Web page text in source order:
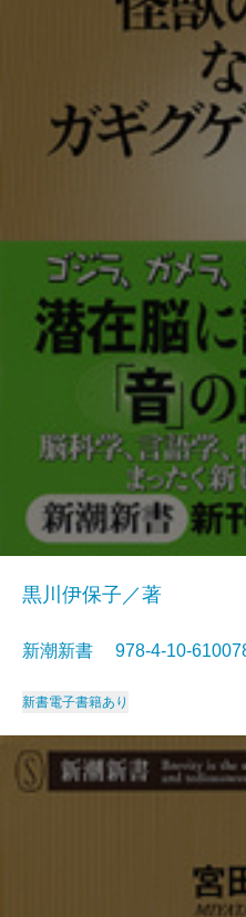
黒川伊保子／著
新潮新書 978-4-10-
新書電子書籍あり